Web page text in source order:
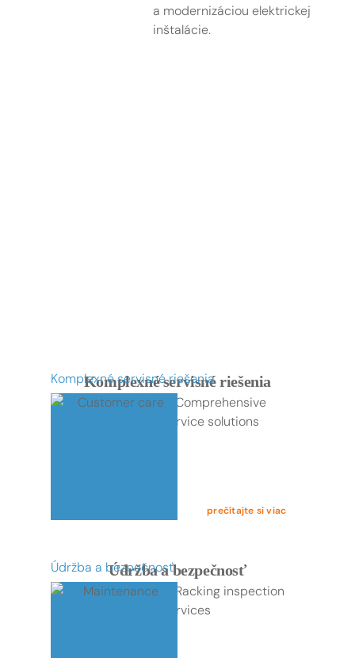
a modernizáciou elektrickej
inštalácie.
Komplexné servisné riešenia
Komplexné servisné riešenia
prečítajte si viac
Údržba a bezpečnosť
Údržba a bezpečnosť